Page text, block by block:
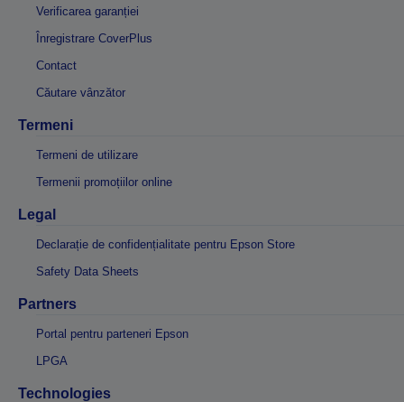
Verificarea garanției
Înregistrare CoverPlus
Contact
Căutare vânzător
Termeni
Termeni de utilizare
Termenii promoțiilor online
Legal
Declarație de confidențialitate pentru Epson Store
Safety Data Sheets
Partners
Portal pentru parteneri Epson
LPGA
Technologies